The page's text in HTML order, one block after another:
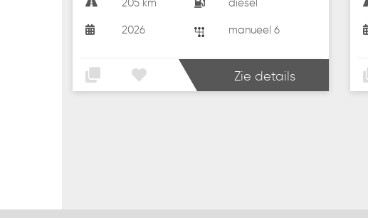
205 km diesel
2026 manueel 6
Zie details